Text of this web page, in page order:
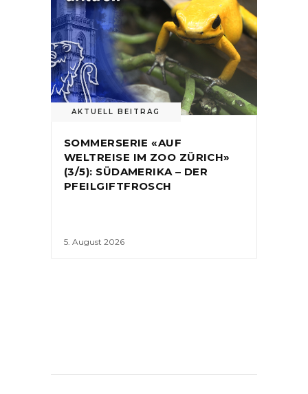
AKTUELL BEITRAG
SOMMERSERIE «AUF
WELTREISE IM ZOO ZÜRICH»
(3/5): SÜDAMERIKA – DER
PFEILGIFTFROSCH
5. August 2026